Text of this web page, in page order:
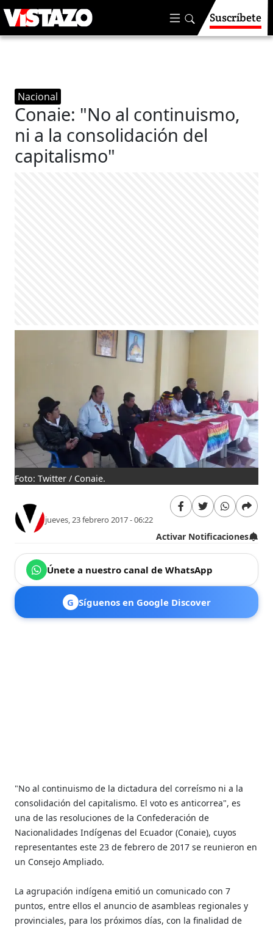
Suscríbete
Nacional
Conaie: "No al continuismo,
ni a la consolidación del
capitalismo"
Foto: Twitter / Conaie.
jueves, 23 febrero 2017 - 06:22
Activar Notificaciones
Únete a nuestro canal de WhatsApp
G Síguenos en Google Discover
"No al continuismo de la dictadura del correísmo ni a la
consolidación del capitalismo. El voto es anticorrea", es
una de las resoluciones de la Confederación de
Nacionalidades Indígenas del Ecuador (Conaie), cuyos
representantes este 23 de febrero de 2017 se reunieron en
un Consejo Ampliado.
La agrupación indígena emitió un comunicado con 7
puntos, entre ellos el anuncio de asambleas regionales y
provinciales, para los próximos días, con la finalidad de